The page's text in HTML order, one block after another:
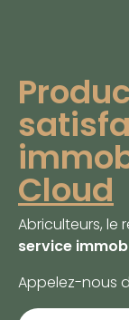
Cloud
Abriculteurs, le
service
Appelez-nous